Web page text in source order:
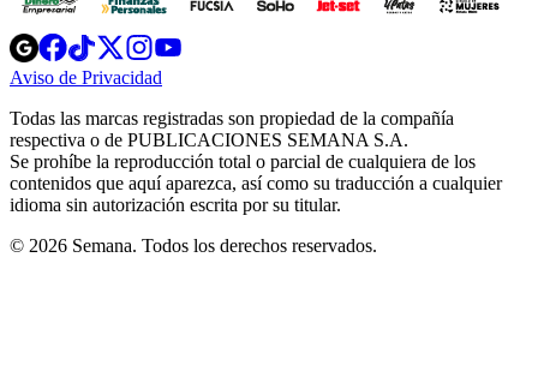
Opens
in
new
Opens
in
new
Opens
in
new
window
Opens
new
windowwindow
Aviso de Privacidad
new
window
Todas las marcas registradas son propiedad de la compañía
respectiva o de PUBLICACIONES SEMANA S.A.
Se prohíbe la reproducción total o parcial de cualquiera de los
contenidos que aquí aparezca, así como su traducción a cualquier
idioma sin autorización escrita por su titular.
© 2026 Semana. Todos los derechos reservados.